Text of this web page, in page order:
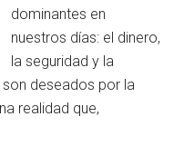
dominantes en
nuestros días: el dinero,
la seguridad y la
deseados por la
realidad que,